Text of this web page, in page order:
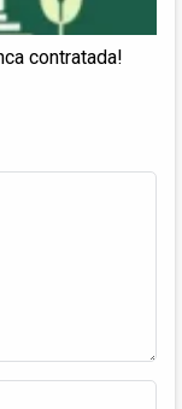
contratada!